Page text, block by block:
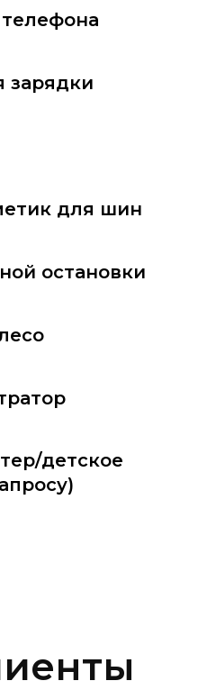
зарядки
для шин
остановки
детское